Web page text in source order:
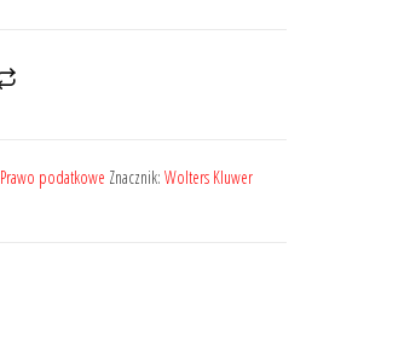
Prawo podatkowe Znacznik: Wolters Kluwer